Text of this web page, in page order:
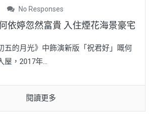
No Responses
依婷忽然富貴 入住煙花海景豪宅
五的月光》中飾演新版「祝君好」嘅何
屋，2017年...
閱讀更多